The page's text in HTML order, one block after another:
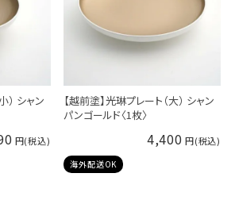
） シャン
【越前塗】光琳プレート（大） シャン
パンゴールド〈1枚〉
4,400
海外配送OK